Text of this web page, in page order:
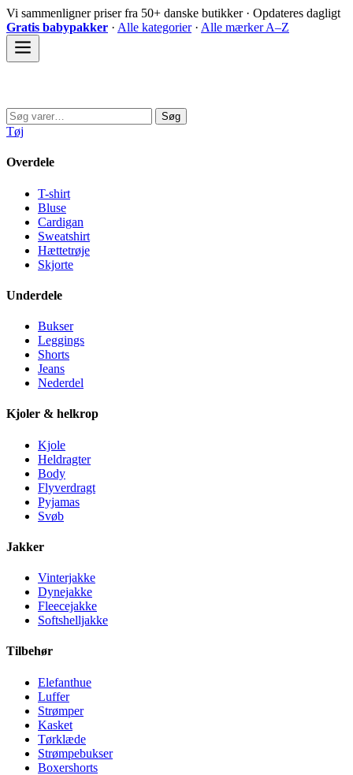
Spring
til
indhold
Vi sammenligner priser fra 50+ danske butikker · Opdateres dagligt
Gratis babypakker · Alle kategorier· Alle mærker A–Z
Søg
efter:
Søg
Tøj
Overdele
T-shirt
Bluse
Cardigan
Sweatshirt
Hættetrøje
Skjorte
Underdele
Bukser
Leggings
Shorts
Jeans
Nederdel
Kjoler & helkrop
Kjole
Heldragter
Body
Flyverdragt
Pyjamas
Svøb
Jakker
Vinterjakke
Dynejakke
Fleecejakke
Softshelljakke
Tilbehør
Elefanthue
Luffer
Strømper
Kasket
Tørklæde
Strømpebukser
Boxershorts